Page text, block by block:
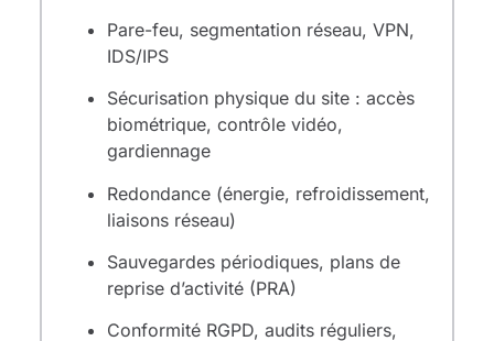
Pare-feu, segmentation réseau, VPN,
IDS/IPS
Sécurisation physique du site : accès
biométrique, contrôle vidéo,
gardiennage
Redondance (énergie, refroidissement,
liaisons réseau)
Sauvegardes périodiques, plans de
reprise d’activité (PRA)
Conformité RGPD, audits réguliers,